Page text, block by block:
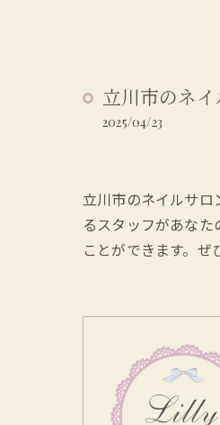
立川市のネ
2025/04/23
立川市のネイルサロ
るスタッフがあな
ことができます。ぜ